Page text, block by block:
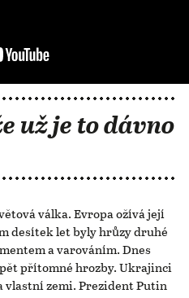
už je to dávno
válka. Evropa ožívá její
desítek let byly hrůzy druhé
a varováním. Dnes
přítomné hrozby. Ukrajinci
vlastní zemi. Prezident Putin